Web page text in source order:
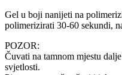
Gel u boji nanijeti na
polimerizirati 30-60 sekundi,
POZOR:
Čuvati na tamnom mjestu
svjetlosti.